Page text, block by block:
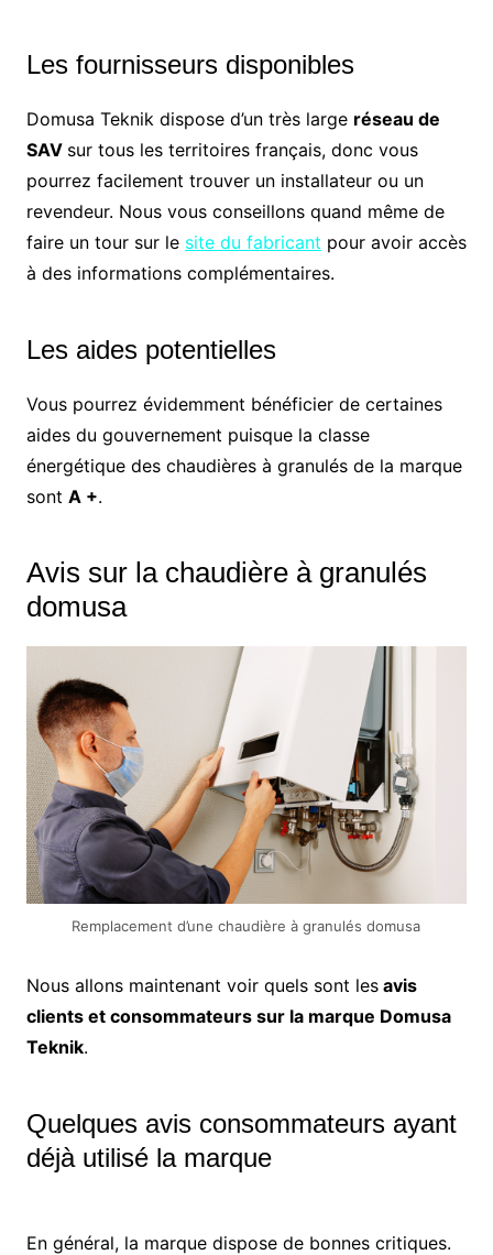
Les fournisseurs disponibles
Domusa Teknik dispose d’un très large réseau de
SAV sur tous les territoires français, donc vous
pourrez facilement trouver un installateur ou un
revendeur. Nous vous conseillons quand même de
faire un tour sur le site du fabricant pour avoir accès
à des informations complémentaires.
Les aides potentielles
Vous pourrez évidemment bénéficier de certaines
aides du gouvernement puisque la classe
énergétique des chaudières à granulés de la marque
sont A +.
Avis sur la chaudière à granulés
domusa
Remplacement d’une chaudière à granulés domusa
Nous allons maintenant voir quels sont lesavis
clients et consommateurs sur la marque Domusa
Teknik.
Quelques avis consommateurs ayant
déjà utilisé la marque
En général, la marque dispose de bonnes critiques.